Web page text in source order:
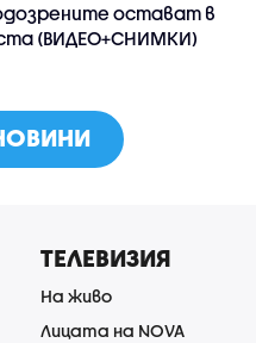
остават в
(ВИДЕО+СНИМКИ)
ТЕЛЕВИЗИЯ
На живо
Лицата на NOVA